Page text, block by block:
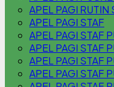
APEL PAGI
APEL PAGI STAF
APEL PAGI STAF
APEL PAGI STAF
APEL PAGI STAF
APEL PAGI STAF